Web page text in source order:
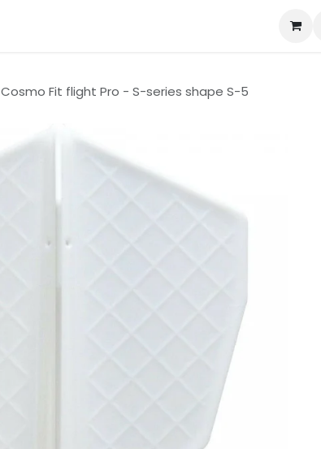
Cosmo Fit flight Pro - S-series shape S-5